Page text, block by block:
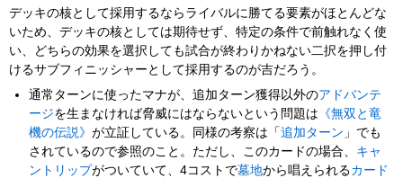
デッキの核として採用するならライバルに勝てる要素がほとんどな
いため、デッキの核としては期待せず、特定の条件で前触れなく使
い、どちらの効果を選択しても試合が終わりかねない二択を押し付
けるサブフィニッシャーとして採用するのが吉だろう。
通常ターンに使ったマナが、追加ターン獲得以外のアドバンテ
ージを生まなければ脅威にはならないという問題は 《無双と竜
機の伝説》が立証している。同様の考察は「追加ターン 」でも
されているので参照のこと。ただし、このカードの場合、 キャ
ントリップがついていて、4コストで墓地から唱えられるカード